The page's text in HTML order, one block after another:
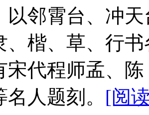
以邻霄台、冲
、楷、草、行
宋代程师孟、
人题刻。 [阅